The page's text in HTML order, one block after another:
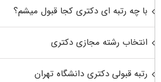
با چه رتبه ای دکتری کجا قبول میشم؟
انتخاب رشته مجازی دکتری
رتبه قبولی دکتری دانشگاه تهران